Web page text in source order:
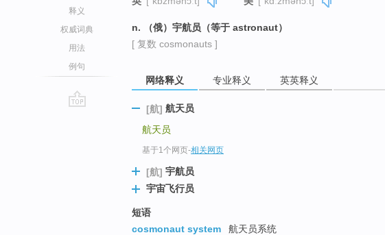
释义
权威词典
用法
例句
n. （俄）宇航员（等于 astronaut）
[ 复数 cosmonauts ]
网络释义 专业释义 英英释义
[航] 航天员
航天员
基于1个网页-相关网页
[航] 宇航员
宇宙飞行员
短语
cosmonaut system
航天员系统